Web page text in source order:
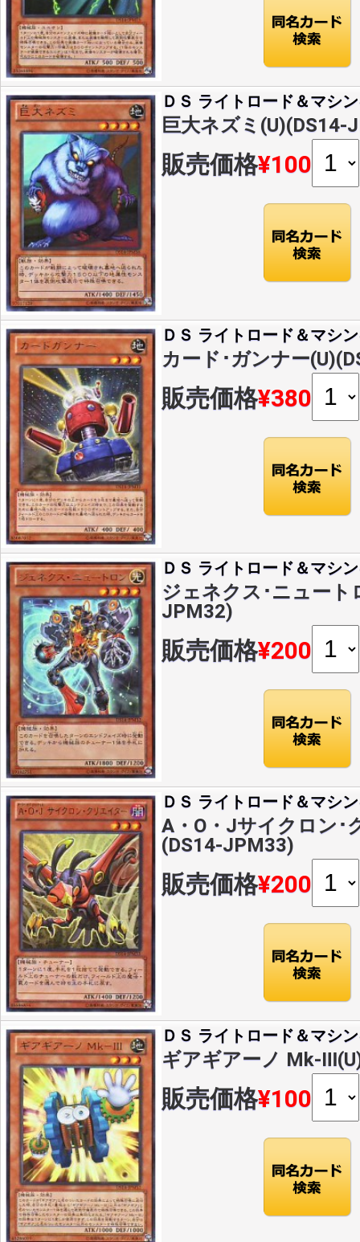
ＤＳ ライトロード＆マシ
巨大ネズミ(U)(DS14-
販売価格¥100
ＤＳ ライトロード＆マシ
カード･ガンナー
販売価格¥380
ＤＳ ライトロード＆マシ
ジェネクス･ニュート
JPM32)
販売価格¥200
ＤＳ ライトロード＆マシ
A・O・Jサイクロン･
(DS14-JPM33)
販売価格¥200
ＤＳ ライトロード＆マシ
ギアギアーノ Mk-
販売価格¥100